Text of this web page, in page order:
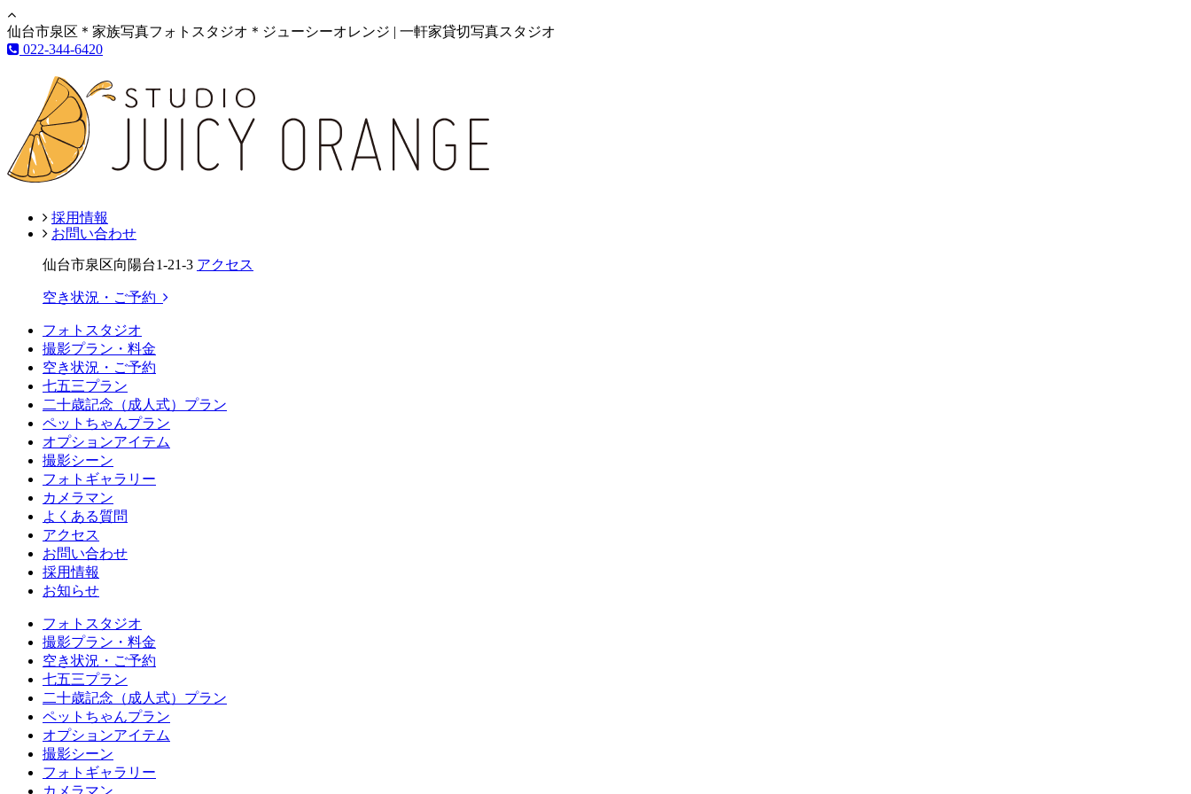
仙台市泉区＊家族写真フォトスタジオ＊ジューシーオレンジ | 一軒家貸切写真スタジオ
022-344-6420
採用情報
お問い合わせ
仙台市泉区向陽台1-21-3 アクセス
空き状況・ご予約
フォトスタジオ
撮影プラン・料金
空き状況・ご予約
七五三プラン
二十歳記念（成人式）プラン
ペットちゃんプラン
オプションアイテム
撮影シーン
フォトギャラリー
カメラマン
よくある質問
アクセス
お問い合わせ
採用情報
お知らせ
フォトスタジオ
撮影プラン・料金
空き状況・ご予約
七五三プラン
二十歳記念（成人式）プラン
ペットちゃんプラン
オプションアイテム
撮影シーン
フォトギャラリー
カメラマン